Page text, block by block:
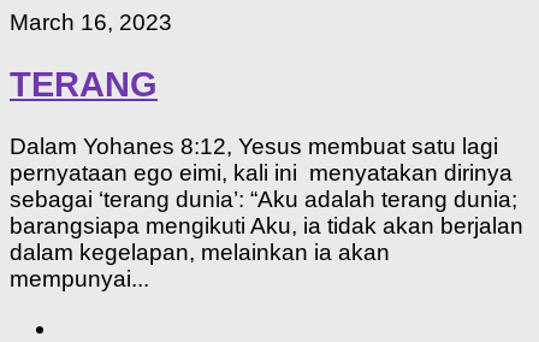
March 16, 2023
TERANG
Dalam Yohanes 8:12, Yesus membuat satu lagi
pernyataan ego eimi, kali ini menyatakan dirinya
sebagai ‘terang dunia’: “Aku adalah terang dunia;
barangsiapa mengikuti Aku, ia tidak akan berjalan
dalam kegelapan, melainkan ia akan
mempunyai...